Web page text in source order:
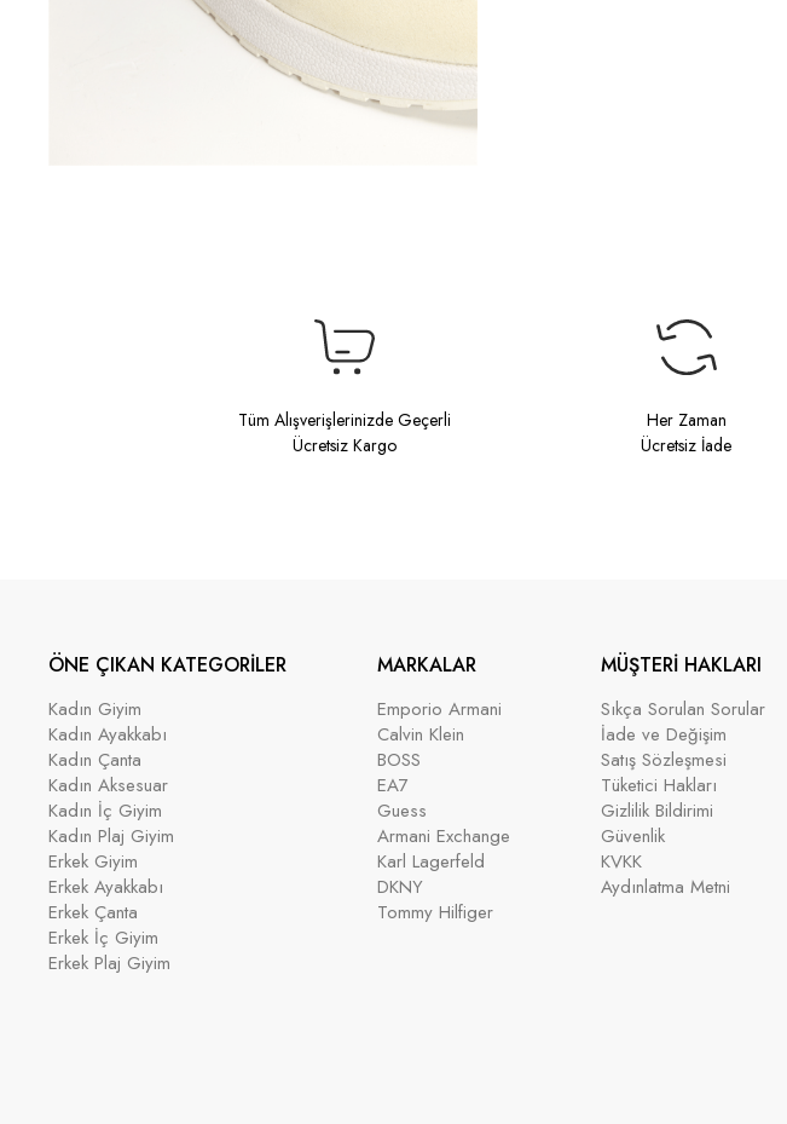
Tüm Alışverişlerinizde Geçerli
Ücretsiz Kargo
Her Zaman
Ücretsiz İade
ÖNE ÇIKAN KATEGORİLER
Kadın Giyim
Kadın Ayakkabı
Kadın Çanta
Kadın Aksesuar
Kadın İç Giyim
Kadın Plaj Giyim
Erkek Giyim
Erkek Ayakkabı
Erkek Çanta
Erkek İç Giyim
Erkek Plaj Giyim
MARKALAR
Emporio Armani
Calvin Klein
BOSS
EA7
Guess
Armani Exchange
Karl Lagerfeld
DKNY
Tommy Hilfiger
MÜŞTERİ HAKLARI
Sıkça Sorulan Sorular
İade ve Değişim
Satış Sözleşmesi
Tüketici Hakları
Gizlilik Bildirimi
Güvenlik
KVKK
Aydınlatma Metni